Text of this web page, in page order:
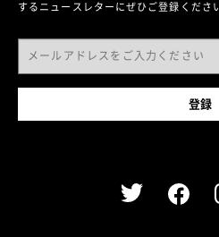
するニュースレターにぜひご登録ください